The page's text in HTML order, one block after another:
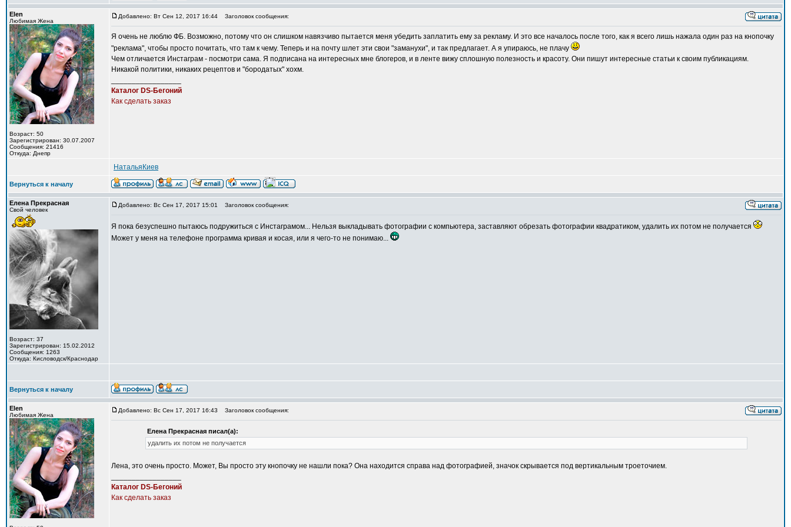
Elen
Любимая Жена
Возраст: 50
Зарегистрирован: 30.07.2007
Сообщения: 21416
Откуда: Днепр
Добавлено: Вт Сен 12, 2017 16:44 Заголовок сообщения:
Я очень не люблю ФБ. Возможно, потому что он слишком навязчиво пытается меня убедить заплатить ему за рекламу. И это все началось после того, как я всего лишь нажала один раз на кнопочку
"реклама", чтобы просто почитать, что там к чему. Теперь и на почту шлет эти свои "заманухи", и так предлагает. А я упираюсь, не плачу
Чем отличается Инстаграм - посмотри сама. Я подписана на интересных мне блогеров, и в ленте вижу сплошную полезность и красоту. Они пишут интересные статьи к своим публикациям.
Никакой политики, никаких рецептов и "бородатых" хохм.
Каталог DS-Бегоний
Как сделать заказ
НатальяКиев
Вернуться к началу
Елена Прекрасная
Свой человек
Возраст: 37
Зарегистрирован: 15.02.2012
Сообщения: 1263
Откуда: Кисловодск/Краснодар
Добавлено: Вс Сен 17, 2017 15:01 Заголовок сообщения:
Я пока безуспешно пытаюсь подружиться с Инстаграмом... Нельзя выкладывать фотографии с компьютера, заставляют обрезать фотографии квадратиком, удалить их потом не получается
Может у меня на телефоне программа кривая и косая, или я чего-то не понимаю...
Вернуться к началу
Elen
Любимая Жена
Добавлено: Вс Сен 17, 2017 16:43 Заголовок сообщения:
Елена Прекрасная писал(а):
удалить их потом не получается
Лена, это очень просто. Может, Вы просто эту кнопочку не нашли пока? Она находится справа над фотографией, значок скрывается под вертикальным троеточием.
Каталог DS-Бегоний
Как сделать заказ